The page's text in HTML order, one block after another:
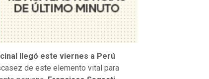
llegó este viernes a Perú
de este elemento vital para